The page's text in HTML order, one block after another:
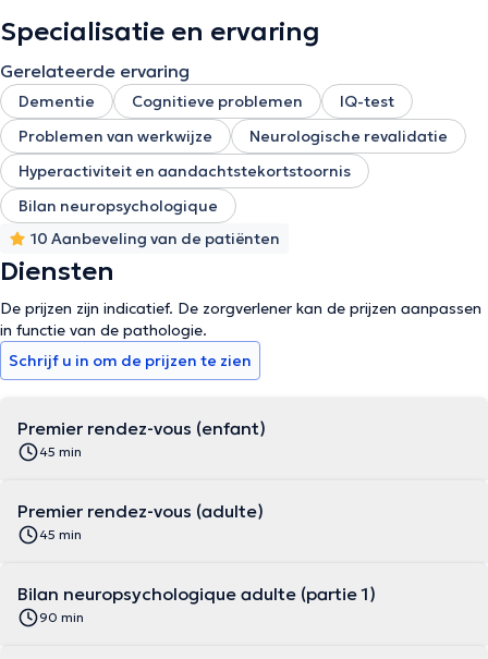
Specialisatie en ervaring
Gerelateerde ervaring
Dementie Cognitieve problemen
IQ-test
Problemen van werkwijze
Neurologische revalidatie
Hyperactiviteit en aandachtstekortstoornis
Bilan neuropsychologique
10 Aanbeveling van de patiënten
Diensten
De prijzen zijn indicatief. De zorgverlener kan de prijzen aanpassen
in functie van de pathologie.
Schrijf u in om de prijzen te zien
Premier rendez-vous (enfant)
45 min
Premier rendez-vous (adulte)
45 min
Bilan neuropsychologique adulte (partie 1)
90 min